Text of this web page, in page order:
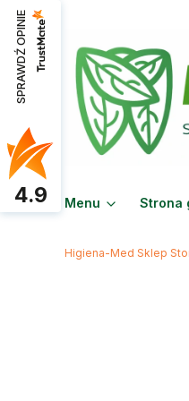
Menu Strona
Higiena-Med Sklep
SPRAWDŹ OPINIE
4.9